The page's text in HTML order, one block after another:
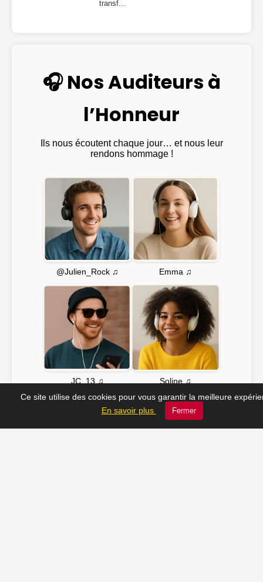
transf...
🎧 Nos Auditeurs à
l’Honneur
Ils nous écoutent chaque jour… et nous leur
rendons hommage !
@Julien_Rock ♫ Emma ♫
JC_13 ♫ Soline ♫
📸 Tu veux apparaître ici ? Envoie-nous ta photo à
contact@radio-lechatelet.fr
Ce site utilise des cookies pour vous garantir la meilleure
En savoir plus
Fermer